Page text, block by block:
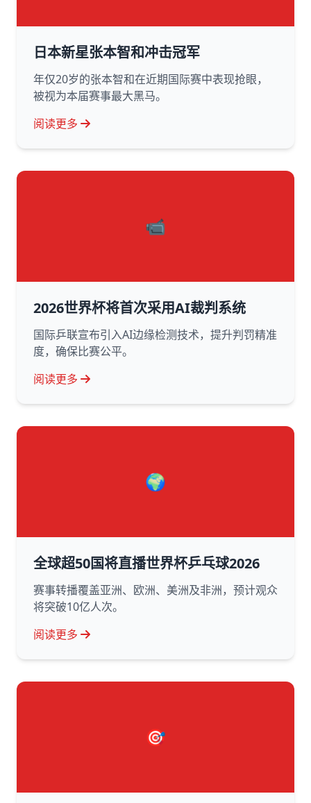
日本新星张本智和冲击冠军
年仅20岁的张本智和在近期国际赛中表现抢眼，
被视为本届赛事最大黑马。
阅读更多
📹
2026世界杯将首次采用AI裁判系统
国际乒联宣布引入AI边缘检测技术，提升判罚精准
度，确保比赛公平。
阅读更多
🌍
全球超50国将直播世界杯乒乓球2026
赛事转播覆盖亚洲、欧洲、美洲及非洲，预计观众
将突破10亿人次。
阅读更多
🎯